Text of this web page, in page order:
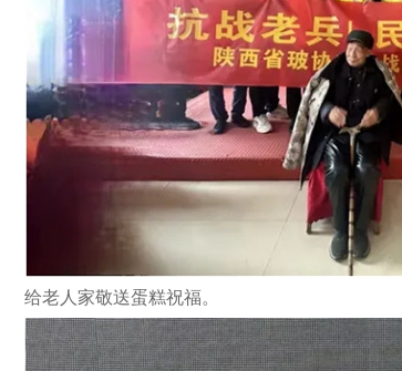
给老人家敬送蛋糕祝福。